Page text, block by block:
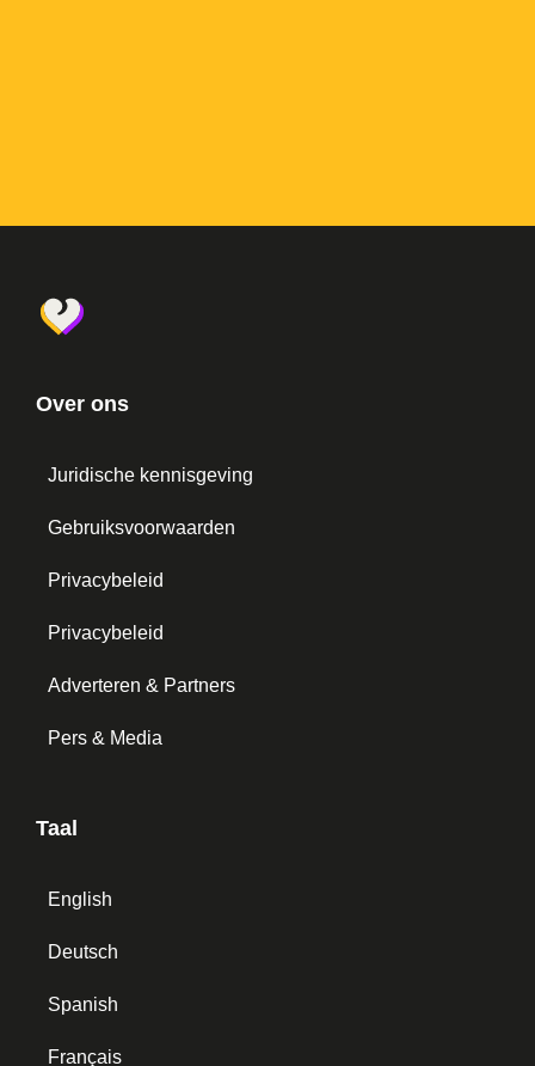
Over ons
Juridische kennisgeving
Gebruiksvoorwaarden
Privacybeleid
Privacybeleid
Adverteren & Partners
Pers & Media
Taal
English
Deutsch
Spanish
Français